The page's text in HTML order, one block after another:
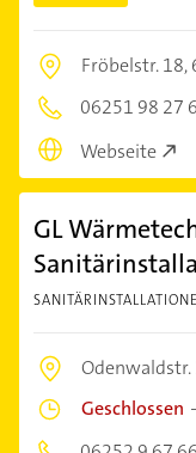
Fröbelstr. 18,
06251 98 27
Webseite
GL
Odenwaldstr.
Geschlossen